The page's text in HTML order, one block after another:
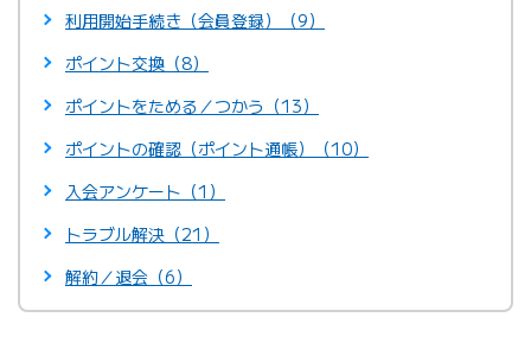
利用開始手続き（会員登録）（9）
ポイント交換（8）
ポイントをためる／つかう（13）
ポイントの確認（ポイント通帳）（10）
入会アンケート（1）
トラブル解決（21）
解約／退会（6）